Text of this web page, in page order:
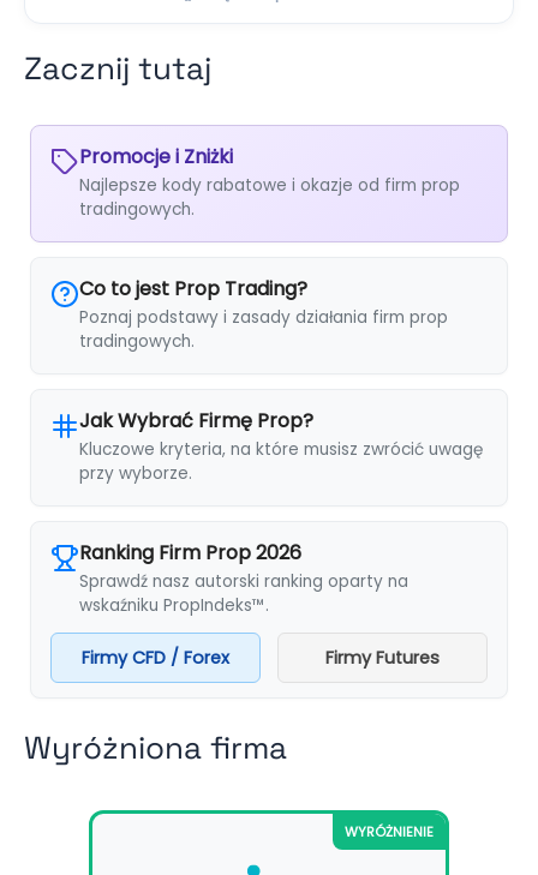
Zacznij tutaj
Promocje i Zniżki
Najlepsze kody rabatowe i okazje od firm prop
tradingowych.
Co to jest Prop Trading?
Poznaj podstawy i zasady działania firm prop
tradingowych.
Jak Wybrać Firmę Prop?
Kluczowe kryteria, na które musisz zwrócić uwagę
przy wyborze.
Ranking Firm Prop 2026
Sprawdź nasz autorski ranking oparty na
wskaźniku PropIndeks™.
Firmy CFD / Forex Firmy Futures
Wyróżniona firma
WYRÓŻNIENIE